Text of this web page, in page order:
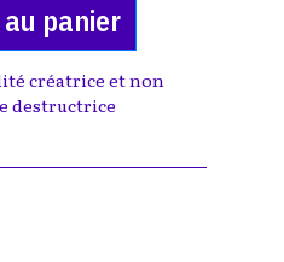
panier
créatrice et non
destructrice